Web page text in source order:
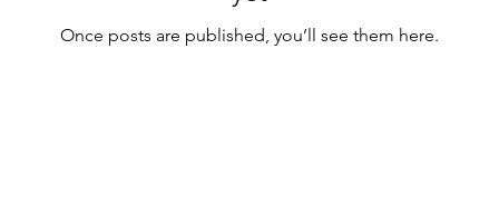
Once posts are published, you’ll see them here.